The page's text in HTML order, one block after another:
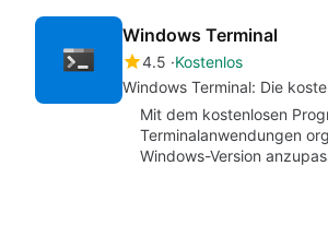
Windows Terminal
4.5 Kostenlos
Windows Terminal: Die
Mit dem kostenlosen
Terminalanwendungen
Windows-Version